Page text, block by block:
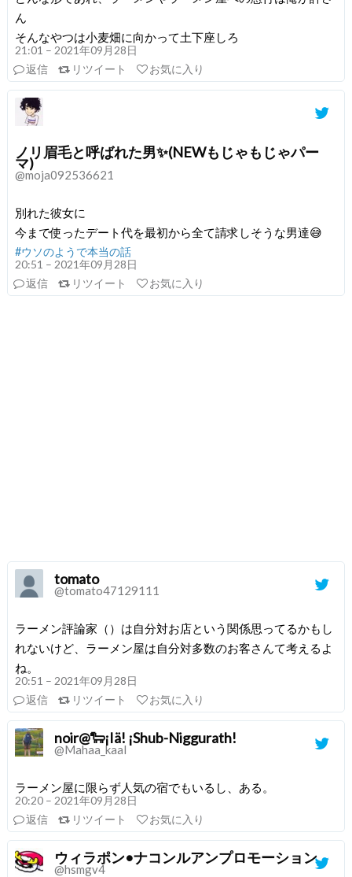
ん
そんなやつは小麦畑に向かって土下座しろ
21:01 – 2021年09月28日
返信
リツイート お気に入り
ノリ眉毛と呼ばれた男✨(NEWもじゃもじゃパー
マ)
@moja092536621
別れた彼女に
今まで使ったデート代を最初から全て請求しそうな男達😅
#ウソのようで本当の話
20:51 – 2021年09月28日
返信
リツイート お気に入り
tomato
@tomato47129111
ラーメン評論家（）は自分対お店という関係思ってるかもし
れないけど、ラーメン屋は自分対多数のお客さんて考えるよ
ね。
20:51 – 2021年09月28日
返信
リツイート お気に入り
noir@🐑¡Iä! ¡Shub-Niggurath!
@Mahaa_kaal
ラーメン屋に限らず人気の宿でもいるし、ある。
20:20 – 2021年09月28日
返信
リツイート お気に入り
ウィラポン•ナコンルアンプロモーション
@hsmgv4